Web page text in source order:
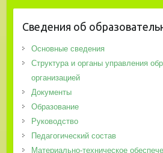
Сведения об
Основные сведения
Структура и органы управления
организацией
Документы
Образование
Руководство
Педагогический состав
Материально-техническое